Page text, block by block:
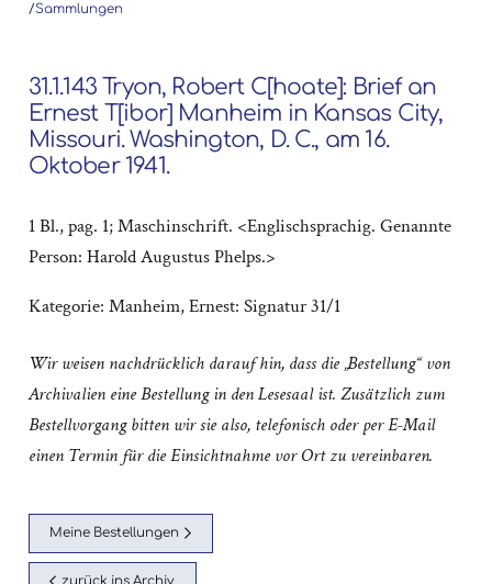
/Sammlungen
31.1.143 Tryon, Robert C[hoate]: Brief an
Ernest T[ibor] Manheim in Kansas City,
Missouri. Washington, D. C., am 16.
Oktober 1941.
1 Bl., pag. 1; Maschinschrift. <Englischsprachig. Genannte
Person: Harold Augustus Phelps.>
Kategorie: Manheim, Ernest: Signatur 31/1
Wir weisen nachdrücklich darauf hin, dass die „Bestellung“ von
Archivalien eine Bestellung in den Lesesaal ist. Zusätzlich zum
Bestellvorgang bitten wir sie also, telefonisch oder per E-Mail
einen Termin für die Einsichtnahme vor Ort zu vereinbaren.
Meine Bestellungen
zurück ins Archiv